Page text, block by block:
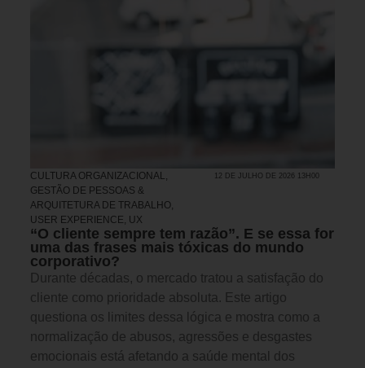
CULTURA ORGANIZACIONAL,
GESTÃO DE PESSOAS &
ARQUITETURA DE TRABALHO,
USER EXPERIENCE, UX
12 DE JULHO DE 2026 13H00
“O cliente sempre tem razão”. E se essa for
uma das frases mais tóxicas do mundo
corporativo?
Durante décadas, o mercado tratou a satisfação do
cliente como prioridade absoluta. Este artigo
questiona os limites dessa lógica e mostra como a
normalização de abusos, agressões e desgastes
emocionais está afetando a saúde mental dos